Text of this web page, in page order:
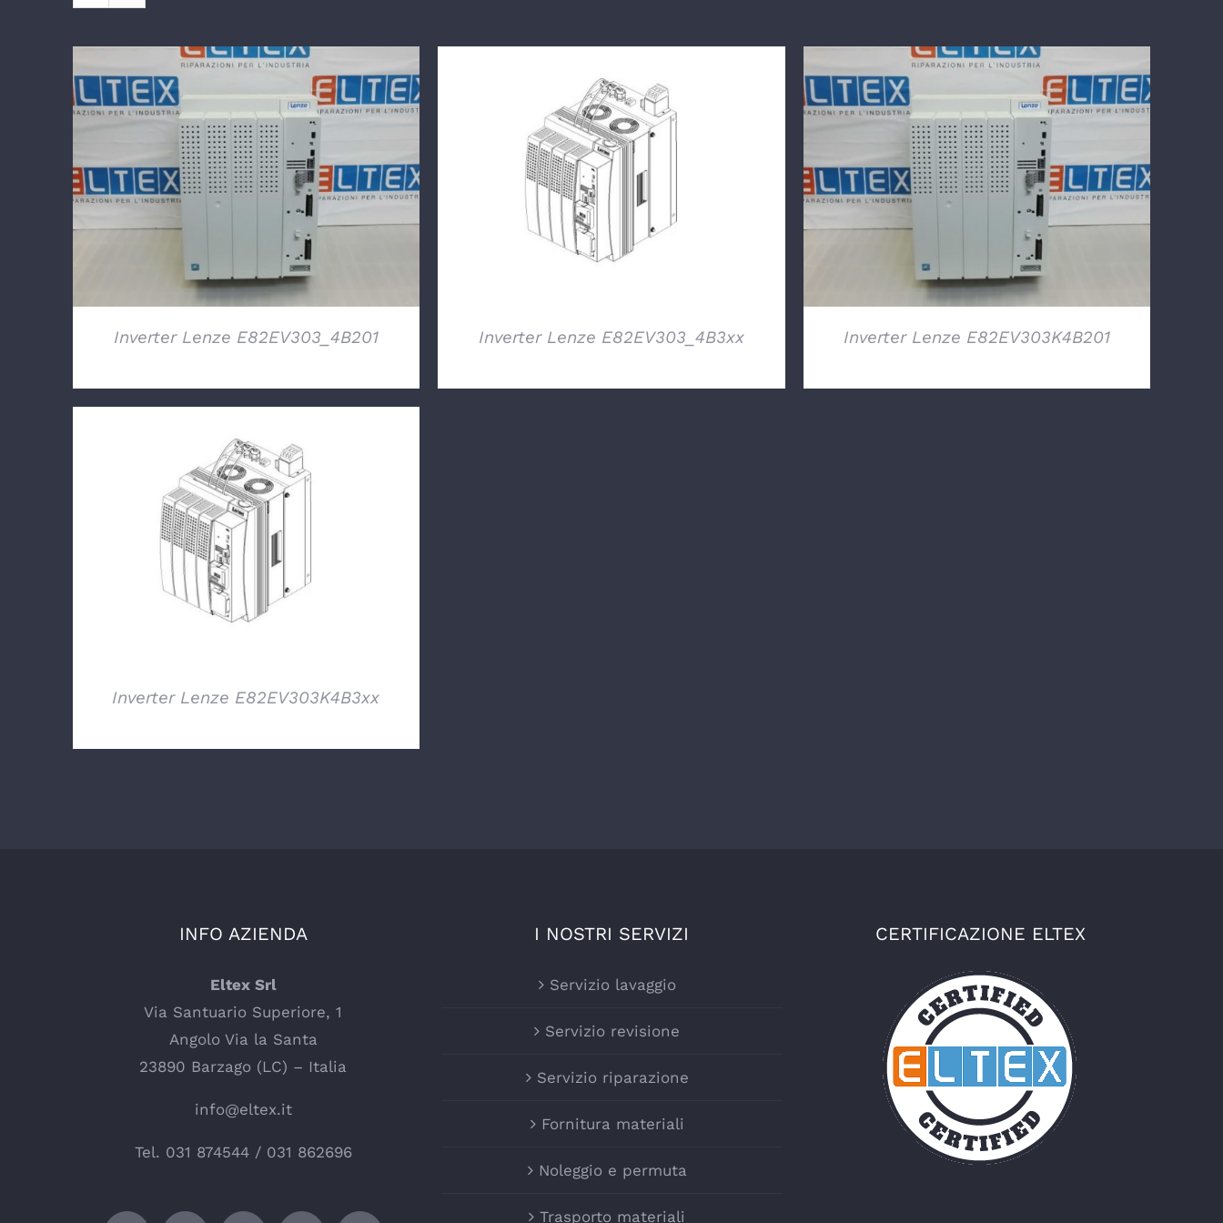
DETTAGLI
Inverter Lenze E82EV303_4B201
DETTAGLI
Inverter Lenze E82EV303_4B3xx
DETTAGLI
Inverter Lenze E82EV303K4B201
DETTAGLI
Inverter Lenze E82EV303K4B3xx
INFO AZIENDA
Eltex Srl
Via Santuario Superiore, 1
Angolo Via la Santa
23890 Barzago (LC) – Italia
info@eltex.it
Tel. 031 874544/ 031 862696
I NOSTRI SERVIZI
Servizio lavaggio
Servizio revisione
Servizio riparazione
Fornitura materiali
Noleggio e permuta
Trasporto materiali
CERTIFICAZIONE ELTEX